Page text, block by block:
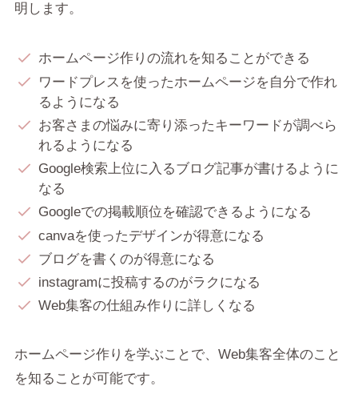
明します。
ホームページ作りの流れを知ることができる
ワードプレスを使ったホームページを自分で作れ
るようになる
お客さまの悩みに寄り添ったキーワードが調べら
れるようになる
Google検索上位に入るブログ記事が書けるように
なる
Googleでの掲載順位を確認できるようになる
canvaを使ったデザインが得意になる
ブログを書くのが得意になる
instagramに投稿するのがラクになる
Web集客の仕組み作りに詳しくなる
ホームページ作りを学ぶことで、Web集客全体のこと
を知ることが可能です。